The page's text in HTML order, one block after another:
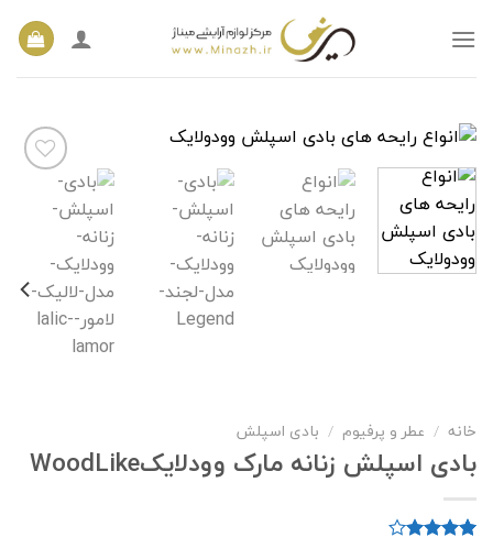
افزودن
علاقه
مندی
ها
خانه / عطر و پرفیوم / بادی اسپلش
بادی اسپلش زنانه مارک وودلایکWoodLike